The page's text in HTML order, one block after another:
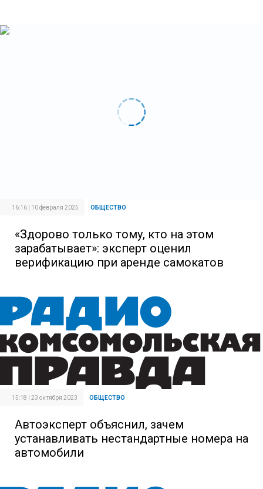
16:16 | 10 февраля 2025 ОБЩЕСТВО
«Здорово только тому, кто на этом
зарабатывает»: эксперт оценил
верификацию при аренде самокатов
15:18 | 23 октября 2023 ОБЩЕСТВО
Автоэксперт объяснил, зачем
устанавливать нестандартные номера на
автомобили